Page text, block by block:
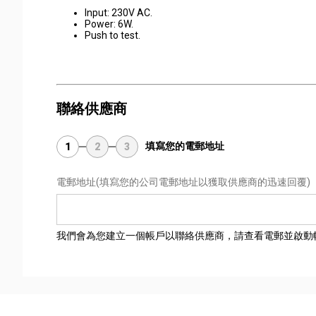
Input: 230V AC.
Power: 6W.
Push to test.
聯絡供應商
1 2 3 填寫您的電郵地址
電郵地址(填寫您的公司電郵地址以獲取供應商的迅速回覆)
我們會為您建立一個帳戶以聯絡供應商，請查看電郵並啟動